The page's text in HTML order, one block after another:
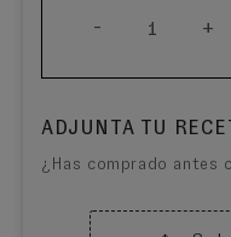
- 1 +
ADJUNTA TU
¿Has comprado antes